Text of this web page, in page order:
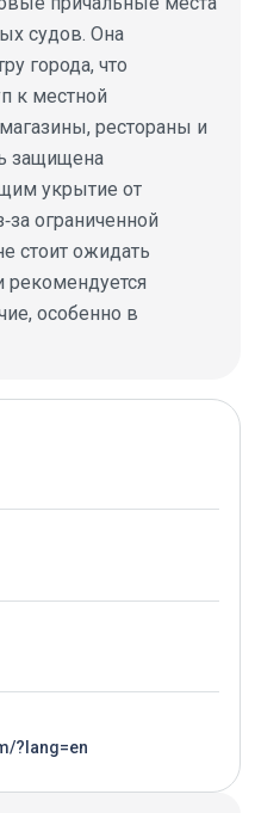
судов. Она
города, что
к местной
рестораны и
защищена
укрытие от
ограниченной
стоит ожидать
рекомендуется
особенно в
?lang=en